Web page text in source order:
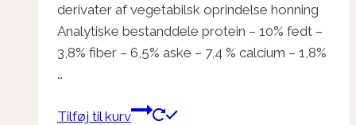
derivater af vegetabilsk oprindelse honning
Analytiske bestanddele protein – 10% fedt –
3,8% fiber – 6,5% aske – 7,4 % calcium – 1,8%
…
Tilføj til kurv